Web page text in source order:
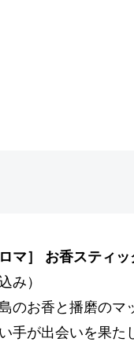
ロマ］ お香スティッ
み）
のお香と播磨のマ
手が出会いを果た